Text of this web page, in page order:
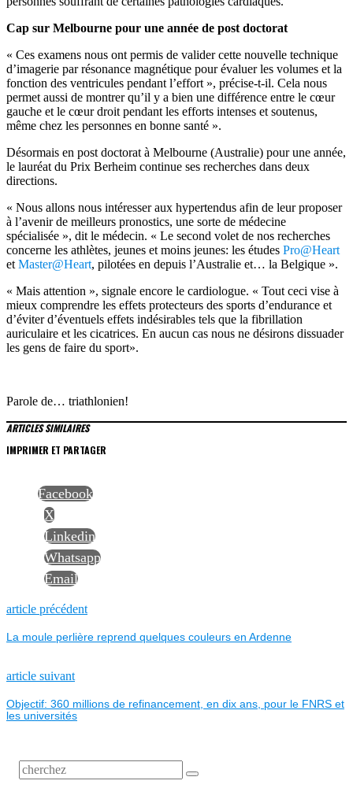
Cap sur Melbourne pour une année de post doctorat
« Ces examens nous ont permis de valider cette nouvelle technique
d’imagerie par résonance magnétique pour évaluer les volumes et la
fonction des ventricules pendant l’effort », précise-t-il. Cela nous
permet aussi de montrer qu’il y a bien une différence entre le cœur
gauche et le cœur droit pendant les efforts intenses et soutenus,
même chez les personnes en bonne santé ».
Désormais en post doctorat à Melbourne (Australie) pour une année,
le lauréat du Prix Berheim continue ses recherches dans deux
directions.
« Nous allons nous intéresser aux hypertendus afin de leur proposer
à l’avenir de meilleurs pronostics, une sorte de médecine
spécialisée », dit le médecin. « Le second volet de nos recherches
concerne les athlètes, jeunes et moins jeunes: les études Pro@Heart
et Master@Heart, pilotées en depuis l’Australie et… la Belgique ».
« Mais attention », signale encore le cardiologue. « Tout ceci vise à
mieux comprendre les effets protecteurs des sports d’endurance et
d’éviter d’éventuels effets indésirables tels que la fibrillation
auriculaire et les cicatrices. En aucun cas nous ne désirons dissuader
les gens de faire du sport».
Parole de… triathlonien!
ARTICLES SIMILAIRES
IMPRIMER ET PARTAGER
Facebook
X
Linkedin
Whatsapp
Email
NAVIGATION
DE
L’ARTICLE
article précédentPrevious
La moule perlière reprend quelques couleurs en Ardenne
article suivantNext
Objectif: 360 millions de refinancement, en dix ans, pour le FNRS et
les universités